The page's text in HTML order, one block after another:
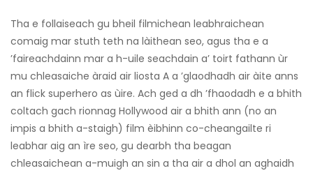
Tha e follaiseach gu bheil filmichean leabhraichean
comaig mar stuth teth na làithean seo, agus tha e a
’faireachdainn mar a h-uile seachdain a’ toirt fathann ùr
mu chleasaiche àraid air liosta A a ’glaodhadh air àite anns
an flick superhero as ùire. Ach ged a dh ’fhaodadh e a bhith
coltach gach rionnag Hollywood air a bhith ann (no an
impis a bhith a-staigh) film èibhinn co-cheangailte ri
leabhar aig an ìre seo, gu dearbh tha beagan
chleasaichean a-muigh an sin a tha air a dhol an aghaidh